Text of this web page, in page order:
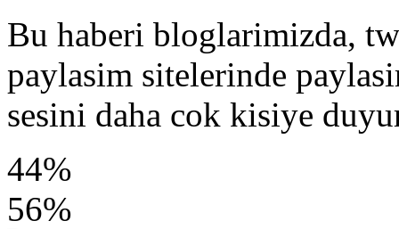
Bu haberi bloglarimizda,
paylasim sitelerinde
sesini daha cok kisiye
44%
56%